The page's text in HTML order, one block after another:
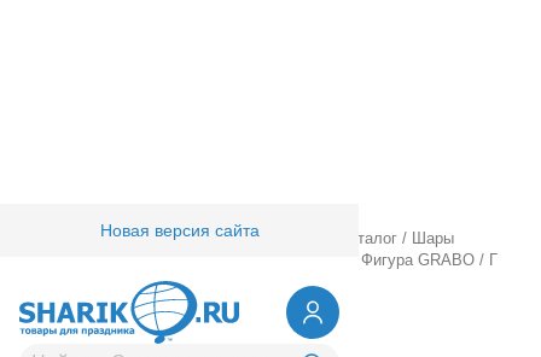
Новая версия сайта
Товары для праздника/ Оптовый каталог /
Шары
Фигура GRABO / Г
ФИГУРА Елка кремовая